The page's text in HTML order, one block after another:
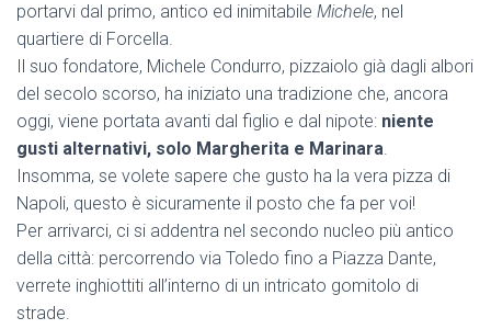
portarvi dal primo, antico ed inimitabile Michele, nel
quartiere di Forcella.
Il suo fondatore, Michele Condurro, pizzaiolo già dagli albori
del secolo scorso, ha iniziato una tradizione che, ancora
oggi, viene portata avanti dal figlio e dal nipote: niente
gusti alternativi, solo Margherita e Marinara.
Insomma, se volete sapere che gusto ha la vera pizza di
Napoli, questo è sicuramente il posto che fa per voi!
Per arrivarci, ci si addentra nel secondo nucleo più antico
della città: percorrendo via Toledo fino a Piazza Dante,
verrete inghiottiti all’interno di un intricato gomitolo di
strade.